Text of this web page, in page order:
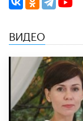
ВИДЕО